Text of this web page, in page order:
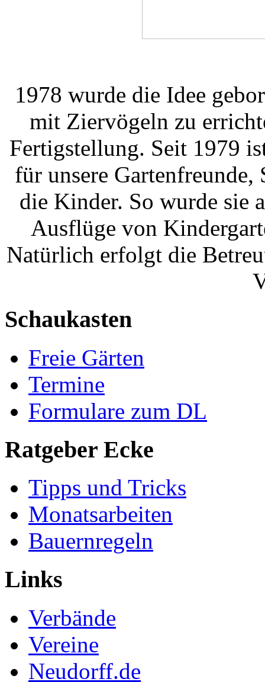
1978 wurde die Idee
mit Ziervögeln zu
Fertigstellung. Seit 1979
für unsere Gartenfreunde,
die Kinder. So wurde sie
Ausflüge von
Natürlich erfolgt die
Schaukasten
Freie Gärten
Termine
Formulare zum DL
Ratgeber Ecke
Tipps und Tricks
Monatsarbeiten
Bauernregeln
Links
Verbände
Vereine
Neudorff.de